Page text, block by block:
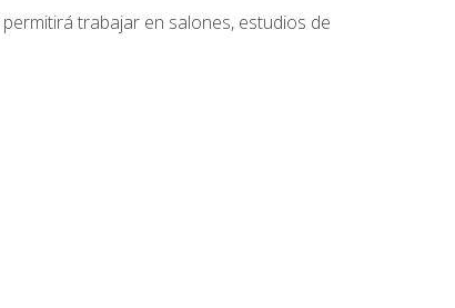
trabajar en salones, estudios de